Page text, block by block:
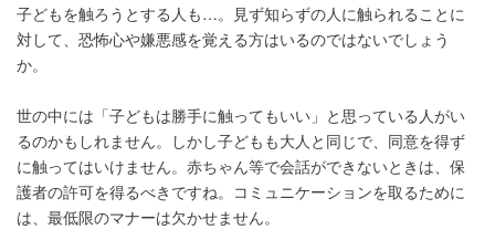
子どもを触ろうとする人も…。見ず知らずの人に触られることに
対して、恐怖心や嫌悪感を覚える方はいるのではないでしょう
か。
世の中には「子どもは勝手に触ってもいい」と思っている人がい
るのかもしれません。しかし子どもも大人と同じで、同意を得ず
に触ってはいけません。赤ちゃん等で会話ができないときは、保
護者の許可を得るべきですね。コミュニケーションを取るために
は、最低限のマナーは欠かせません。